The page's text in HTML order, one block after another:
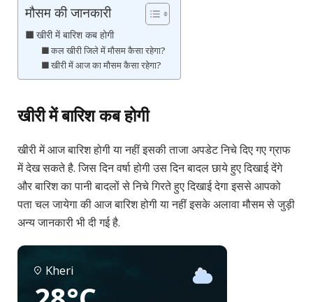
मौसम की जानकारी
खीरी में बारिश कब होगी
कल खीरी जिले में मौसम कैसा रहेगा?
खीरी में आज का मौसम कैसा रहेगा?
खीरी में बारिश कब होगी
खीरी में आज बारिश होगी या नहीं इसकी ताजा अपडेट निचे दिए गए ग्राफ
में देख सकते है. जिस दिन वर्षा होगी उस दिन बादल छाये हुए दिखाई देंगे
और बारिश का पानी बादलों से निचे गिरते हुए दिखाई देगा इससे आपको
पता चल जायेगा की आज बारिश होगी या नहीं इसके अलावा मौसम से जुड़ी
अन्य जानकारी भी दी गई है.
Kheri